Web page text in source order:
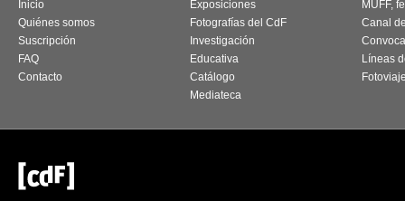
Inicio
Quiénes somos
Suscripción
FAQ
Contacto
Exposiciones
Fotografías del CdF
Investigación
Educativa
Catálogo
Mediateca
MUFF,
Canal
Líneas